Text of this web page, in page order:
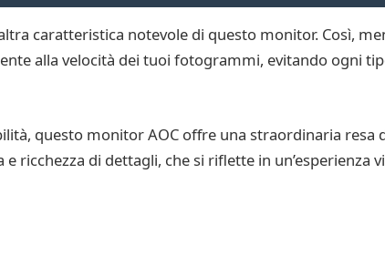
caratteristica notevole di questo monitor. Così,
alla velocità dei tuoi fotogrammi, evitando ogni
questo monitor AOC offre una straordinaria resa
ricchezza di dettagli, che si riflette in un’esperienza